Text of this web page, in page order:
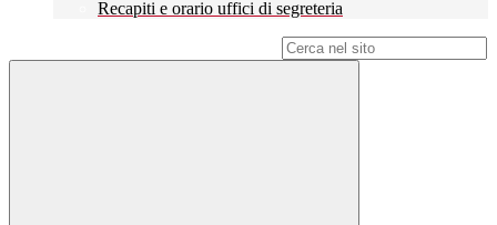
Recapiti e orario uffici di segreteria